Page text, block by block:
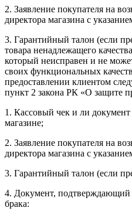
2. Заявление покупателя на
директора магазина с
3. Гарантийный талон (если
товара ненадлежащего
который неисправен и не
своих функциональных
предоставлении клиентом
пункт 2 закона РК «О защите
1. Кассовый чек и ли
магазине;
2. Заявление покупателя на
директора магазина с
3. Гарантийный талон (если
4. Документ, подтверждающий
брака: